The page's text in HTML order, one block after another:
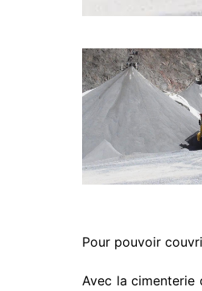
Pour pouvoir
Avec la cimenterie